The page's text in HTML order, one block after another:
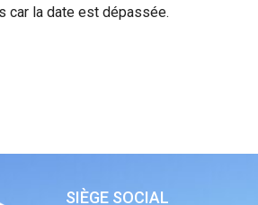
car la date est dépassée.
SIÈGE SOCIAL